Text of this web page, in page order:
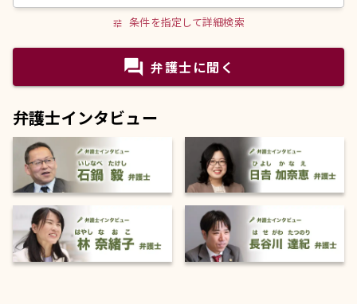
tune 条件を指定して詳細検索
question_answer 弁護士に聞く
弁護士インタビュー